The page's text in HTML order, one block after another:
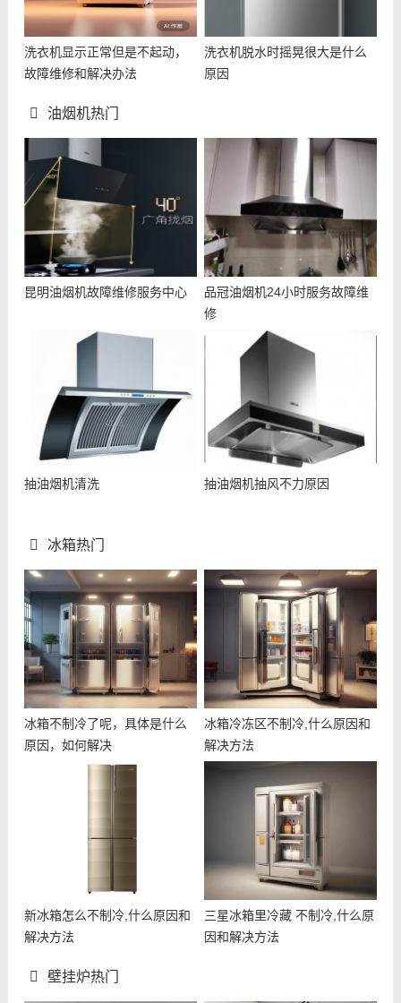
洗衣机显示正常但是不起动，
故障维修和解决办法
洗衣机脱水时摇晃很大是什么
原因
油烟机热门
昆明油烟机故障维修服务中心
品冠油烟机24小时服务故障维
修
抽油烟机清洗 抽油烟机抽风不力原因
冰箱热门
冰箱不制冷了呢，具体是什么
原因，如何解决
冰箱冷冻区不制冷,什么原因和
解决方法
新冰箱怎么不制冷,什么原因和
解决方法
三星冰箱里冷藏 不制冷,什么原
因和解决方法
壁挂炉热门